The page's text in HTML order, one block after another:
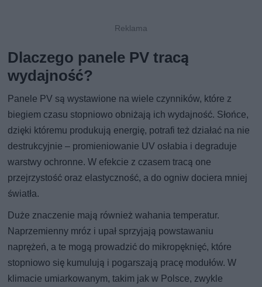
Dlaczego panele PV tracą
wydajność?
Panele PV są wystawione na wiele czynników, które z
biegiem czasu stopniowo obniżają ich wydajność. Słońce,
dzięki któremu produkują energię, potrafi też działać na nie
destrukcyjnie – promieniowanie UV osłabia i degraduje
warstwy ochronne. W efekcie z czasem tracą one
przejrzystość oraz elastyczność, a do ogniw dociera mniej
światła.
Duże znaczenie mają również wahania temperatur.
Naprzemienny mróz i upał sprzyjają powstawaniu
naprężeń, a te mogą prowadzić do mikropęknięć, które
stopniowo się kumulują i pogarszają pracę modułów. W
klimacie umiarkowanym, takim jak w Polsce, zwykle